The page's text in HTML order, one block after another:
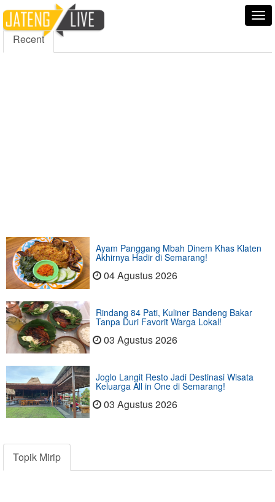
5000 Fans Followers
Recent
Ayam Panggang Mbah Dinem Khas Klaten
Akhirnya Hadir di Semarang!
04 Agustus 2026
Rindang 84 Pati, Kuliner Bandeng Bakar
Tanpa Duri Favorit Warga Lokal!
03 Agustus 2026
Joglo Langit Resto Jadi Destinasi Wisata
Keluarga All in One di Semarang!
03 Agustus 2026
Topik Mirip